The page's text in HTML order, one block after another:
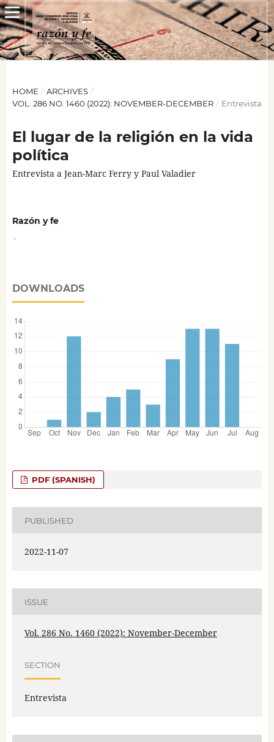
HOME / ARCHIVES /
VOL. 286 NO. 1460 (2022): NOVEMBER-DECEMBER / Entrevista
El lugar de la religión en la vida
política
Entrevista a Jean-Marc Ferry y Paul Valadier
Razón y fe
DOWNLOADS
PDF (SPANISH)
PUBLISHED
2022-11-07
ISSUE
Vol. 286 No. 1460 (2022): November-December
SECTION
Entrevista